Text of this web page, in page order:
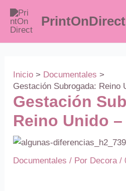
contenido
PrintOnDirect
Inicio
Documentales
Gestación Subrogada: Reino
Gestación
Reino Unido
Documentales / Por Decora/